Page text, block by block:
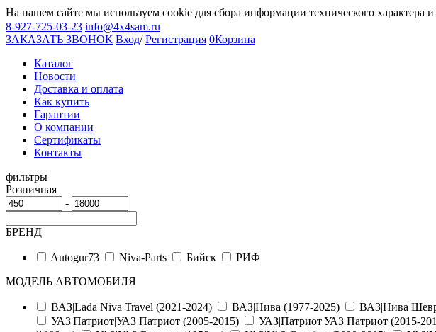
На нашем сайте мы используем cookie для сбора информации технического характера
8-927-725-03-23 info@4x4sam.ru
ЗАКАЗАТЬ ЗВОНОК Вход/Регистрация 0Корзина
Каталог
Новости
Доставка и оплата
Как купить
Гарантии
О компании
Сертификаты
Контакты
фильтры
Розничная
-
БРЕНД
Autogur73 Niva-Parts Бийск
РИФ
МОДЕЛЬ АВТОМОБИЛЯ
ВАЗ|Lada Niva Travel (2021-2024) ВАЗ|Нива (1977-2025) ВАЗ|Нива
УАЗ|Патриот|УАЗ Патриот (2005-2015)
УАЗ|Патриот|УАЗ Патриот (2015-